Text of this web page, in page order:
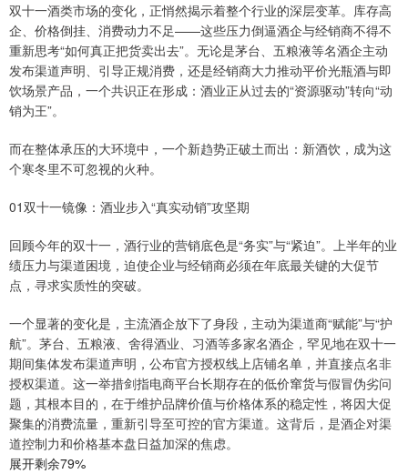
双十一酒类市场的变化，正悄然揭示着整个行业的深层变革。库存高
企、价格倒挂、消费动力不足——这些压力倒逼酒企与经销商不得不
重新思考“如何真正把货卖出去”。无论是茅台、五粮液等名酒企主动
发布渠道声明、引导正规消费，还是经销商大力推动平价光瓶酒与即
饮场景产品，一个共识正在形成：酒业正从过去的“资源驱动”转向“动
销为王”。
而在整体承压的大环境中，一个新趋势正破土而出：新酒饮，成为这
个寒冬里不可忽视的火种。
01双十一镜像：酒业步入“真实动销”攻坚期
回顾今年的双十一，酒行业的营销底色是“务实”与“紧迫”。上半年的业
绩压力与渠道困境，迫使企业与经销商必须在年底最关键的大促节
点，寻求实质性的突破。
一个显著的变化是，主流酒企放下了身段，主动为渠道商“赋能”与“护
航”。茅台、五粮液、舍得酒业、习酒等多家名酒企，罕见地在双十一
期间集体发布渠道声明，公布官方授权线上店铺名单，并直接点名非
授权渠道。这一举措剑指电商平台长期存在的低价窜货与假冒伪劣问
题，其根本目的，在于维护品牌价值与价格体系的稳定性，将因大促
聚集的消费流量，重新引导至可控的官方渠道。这背后，是酒企对渠
道控制力和价格基本盘日益加深的焦虑。
展开剩余79%